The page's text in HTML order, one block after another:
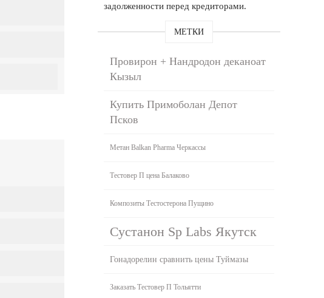
задолженности перед кредиторами.
МЕТКИ
Провирон + Нандродон деканоат
Кызыл
Купить Примоболан Депот
Псков
Метан Balkan Pharma Черкассы
Тестовер П цена Балаково
Композиты Тестостерона Пущино
Сустанон Sp Labs Якутск
Гонадорелин сравнить цены Туймазы
Заказать Тестовер П Тольятти